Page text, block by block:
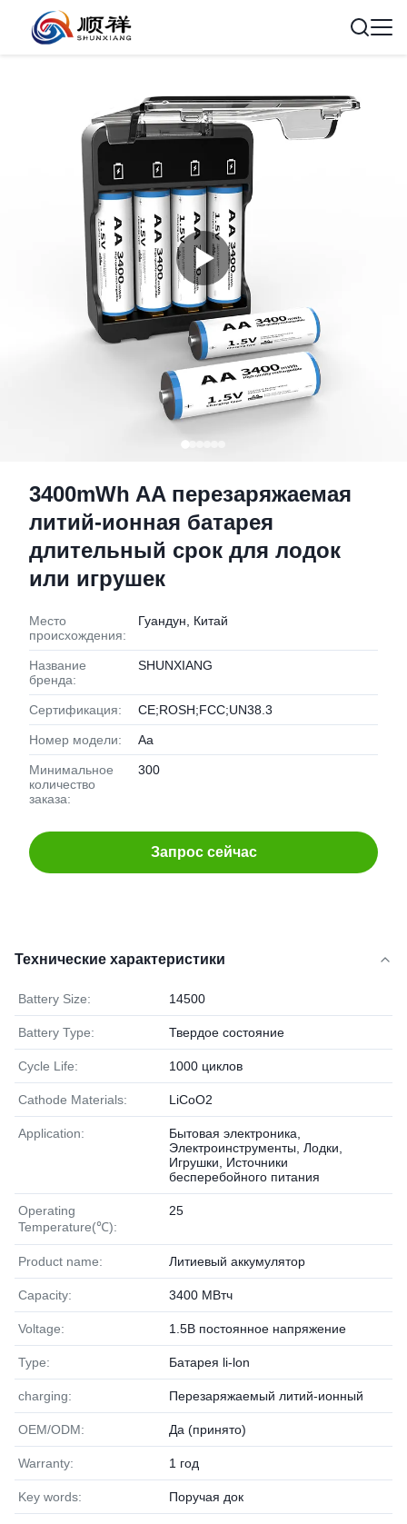
3400mWh AA перезаряжаемая
литий-ионная батарея
длительный срок для лодок
или игрушек
Место
происхождения:
Гуандун, Китай
Название
бренда:
SHUNXIANG
Сертификация: CE;ROSH;FCC;UN38.3
Номер модели: Аа
Минимальное
количество
заказа:
300
Запрос сейчас
Технические характеристики
Battery Size: 14500
Battery Type: Твердое состояние
Cycle Life: 1000 циклов
Cathode Materials: LiCoO2
Application:
Бытовая электроника,
Электроинструменты, Лодки,
Игрушки, Источники
бесперебойного питания
Operating
Temperature(℃):
25
Product name: Литиевый аккумулятор
Capacity: 3400 МВтч
Voltage: 1.5В постоянное напряжение
Type: Батарея li-lon
charging: Перезаряжаемый литий-ионный
OEM/ODM: Да (принято)
Warranty: 1 год
Key words: Поручая док